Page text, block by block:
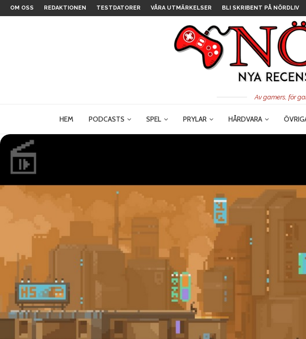
OM OSS REDAKTIONEN TESTDATORER VÅRA UTMÄRKELSER BLI SKRIBENT PÅ NÖRDLIV
Av gamers, för
HEM PODCASTS SPEL PRYLAR HÅRDVARA